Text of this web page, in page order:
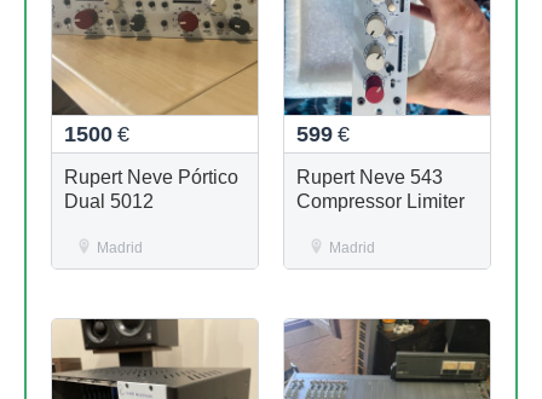
1500 €
Rupert Neve Pórtico
Dual 5012
Madrid
599 €
Rupert Neve 543
Compressor Limiter
Madrid